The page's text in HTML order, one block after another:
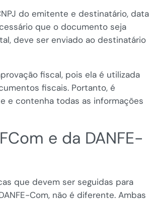
do emitente e destinatário, data
que o documento seja
deve ser enviado ao destinatário
fiscal, pois ela é utilizada
fiscais. Portanto, é
e contenha todas as informações
e da DANFE-
que devem ser seguidas para
Com, não é diferente. Ambas